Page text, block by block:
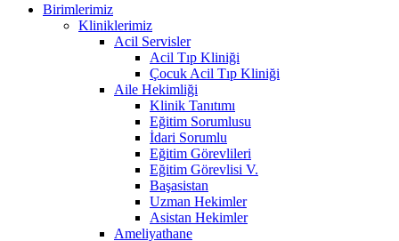
Birimlerimiz
Kliniklerimiz
Acil Servisler
Acil Tıp Kliniği
Çocuk Acil Tıp Kliniği
Aile Hekimliği
Klinik Tanıtımı
Eğitim Sorumlusu
İdari Sorumlu
Eğitim Görevlileri
Eğitim Görevlisi V.
Başasistan
Uzman Hekimler
Asistan Hekimler
Ameliyathane